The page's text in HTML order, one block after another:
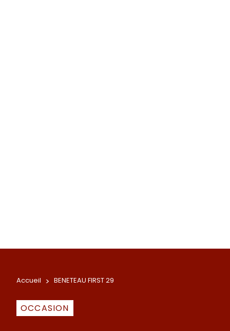
Accueil > BENETEAU FIRST 29
OCCASION